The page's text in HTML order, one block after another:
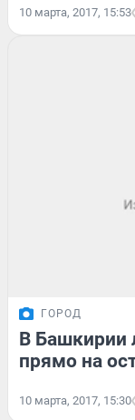
10 марта, 2017, 15:53
ГОРОД
В Башкирии
прямо на
10 марта, 2017, 15:30